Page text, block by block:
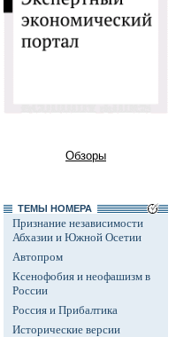
Обзоры
ТЕМЫ НОМЕРА
Признание независимости
Абхазии и Южной Осетии
Автопром
Ксенофобия и неофашизм в
России
Россия и Прибалтика
Исторические версии